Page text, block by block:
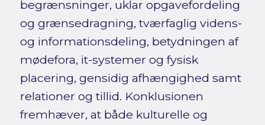
begrænsninger, uklar opgavefordeling
og grænsedragning, tværfaglig videns-
og informationsdeling, betydningen af
mødefora, it-systemer og fysisk
placering, gensidig afhængighed samt
relationer og tillid. Konklusionen
fremhæver, at både kulturelle og